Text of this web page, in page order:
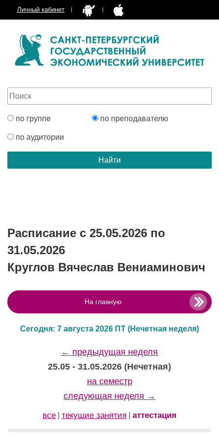
Личный кабинет
по группе по преподавателю
по аудитории
Расписание с 25.05.2026 по
31.05.2026
Круглов Вячеслав Вениаминович
На главную
Сегодня: 7 августа 2026 ПТ (Нечетная неделя)
← предыдущая неделя
25.05 - 31.05.2026 (Нечетная)
на семестр
следующая неделя →
все текущие занятия аттестация